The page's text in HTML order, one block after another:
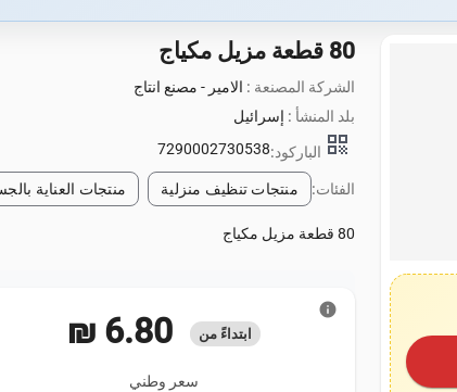
80 قطعة مزيل مكياج
الشركة المصنعة : الامير - مصنع انتاج
بلد المنشأ : إسرائيل
qr_code الباركود:7290002730538
الفئات: منتجات تنظيف منزلية منتجات العناية
80 قطعة مزيل مكياج
ابتداءً من ‏6.80 ₪
سعر وطني
info